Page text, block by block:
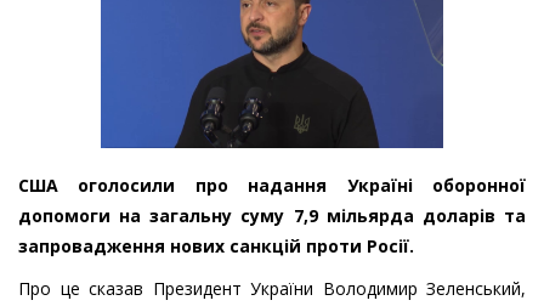
США оголосили про надання Україні оборонної
допомоги на загальну суму 7,9 мільярда доларів та
запровадження нових санкцій проти Росії.
Про це сказав Президент України Володимир Зеленський,